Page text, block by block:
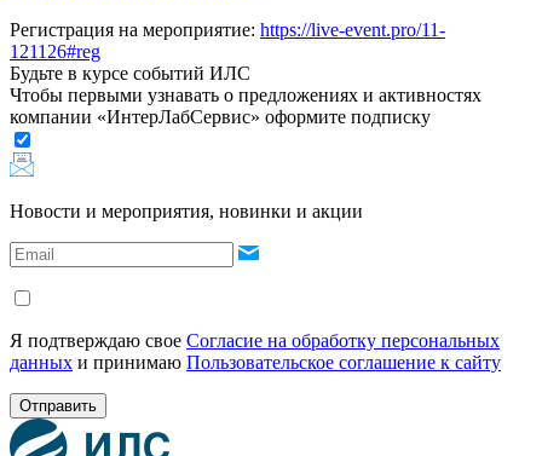
Регистрация на мероприятие: https://live-event.pro/11-
121126#reg
Будьте в курсе событий ИЛС
Чтобы первыми узнавать о предложениях и активностях
компании «ИнтерЛабСервис» оформите подписку
Новости и мероприятия, новинки и акции
Я подтверждаю свое Согласие на обработку персональных
данных и принимаю Пользовательское соглашение к сайту
Отправить